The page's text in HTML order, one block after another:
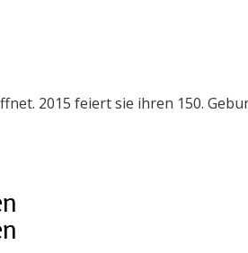
2015 feiert sie ihren 150.